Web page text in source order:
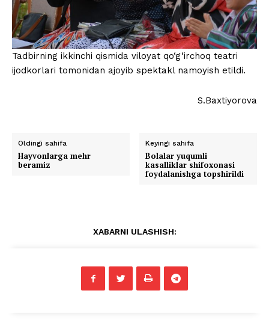
Tadbirning ikkinchi qismida viloyat qo‘g‘irchoq teatri
ijodkorlari tomonidan ajoyib spektakl namoyish etildi.
S.Baxtiyorova
Oldingi sahifa
Hayvonlarga mehr
beramiz
Keyingi sahifa
Bolalar yuqumli
kasalliklar shifoxonasi
foydalanishga topshirildi
XABARNI ULASHISH: